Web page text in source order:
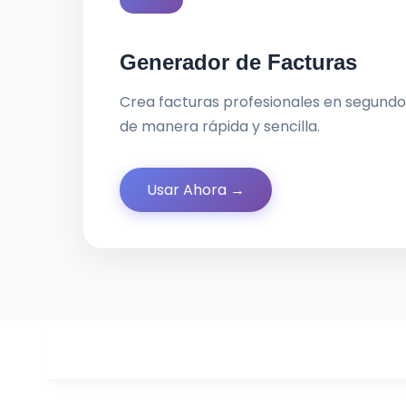
Generador de Facturas
Crea facturas profesionales en
de manera rápida y sencilla.
Usar Ahora →